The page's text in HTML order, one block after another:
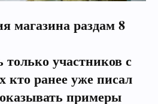
магазина раздам 8
только участников с
кто ранее уже писал
примеры